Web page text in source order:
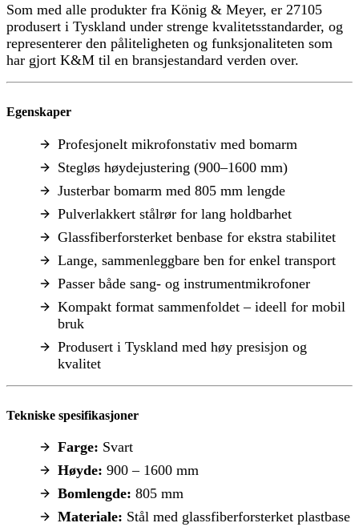
Som med alle produkter fra König & Meyer, er 27105
produsert i Tyskland under strenge kvalitetsstandarder, og
representerer den påliteligheten og funksjonaliteten som
har gjort K&M til en bransjestandard verden over.
Egenskaper
Profesjonelt mikrofonstativ med bomarm
Stegløs høydejustering (900–1600 mm)
Justerbar bomarm med 805 mm lengde
Pulverlakkert stålrør for lang holdbarhet
Glassfiberforsterket benbase for ekstra stabilitet
Lange, sammenleggbare ben for enkel transport
Passer både sang- og instrumentmikrofoner
Kompakt format sammenfoldet – ideell for mobil
bruk
Produsert i Tyskland med høy presisjon og
kvalitet
Tekniske spesifikasjoner
Farge: Svart
Høyde: 900 – 1600 mm
Bomlengde: 805 mm
Materiale: Stål med glassfiberforsterket plastbase